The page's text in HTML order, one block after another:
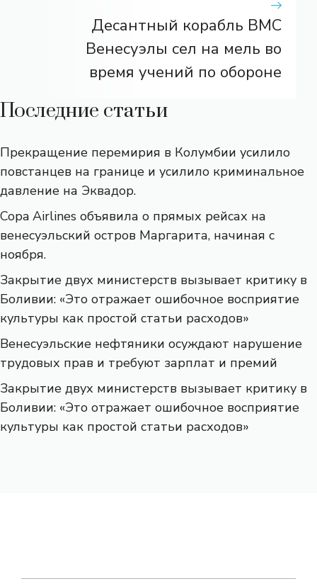
Десантный корабль ВМС
Венесуэлы сел на мель во
время учений по обороне
Последние статьи
Прекращение перемирия в Колумбии усилило
повстанцев на границе и усилило криминальное
давление на Эквадор.
Copa Airlines объявила о прямых рейсах на
венесуэльский остров Маргарита, начиная с
ноября.
Закрытие двух министерств вызывает критику в
Боливии: «Это отражает ошибочное восприятие
культуры как простой статьи расходов»
Венесуэльские нефтяники осуждают нарушение
трудовых прав и требуют зарплат и премий
Закрытие двух министерств вызывает критику в
Боливии: «Это отражает ошибочное восприятие
культуры как простой статьи расходов»